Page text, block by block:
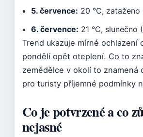
5. července: 20 °C, zataženo
6. července: 21 °C, slunečno
Trend ukazuje mírné ochlazení
pondělí opět oteplení. Co to
zemědělce v okolí to znamená
pro turisty příjemné podmínky
Co je potvrzené a co
nejasné